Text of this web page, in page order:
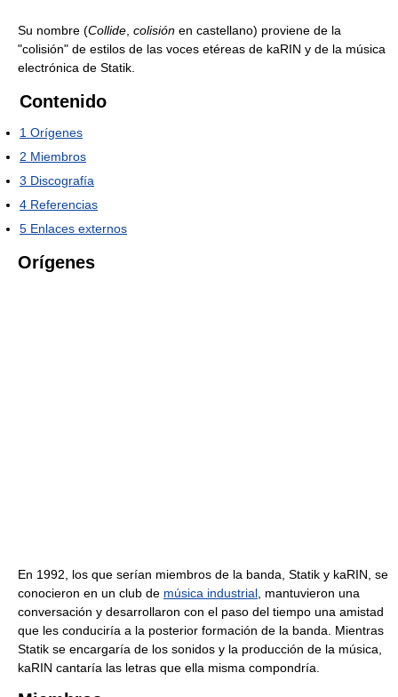
Su nombre (Collide colisión en castellano) proviene de la
"colisión" de estilos de las voces etéreas de kaRIN y de la música
electrónica de Statik.
Contenido
1 Orígenes
2 Miembros
3 Discografía
4 Referencias
5 Enlaces externos
Orígenes
En 1992, los que serían miembros de la banda, Statik y kaRIN, se
conocieron en un club de música industrial , mantuvieron una
conversación y desarrollaron con el paso del tiempo una amistad
que les conduciría a la posterior formación de la banda. Mientras
Statik se encargaría de los sonidos y la producción de la música,
kaRIN cantaría las letras que ella misma compondría.